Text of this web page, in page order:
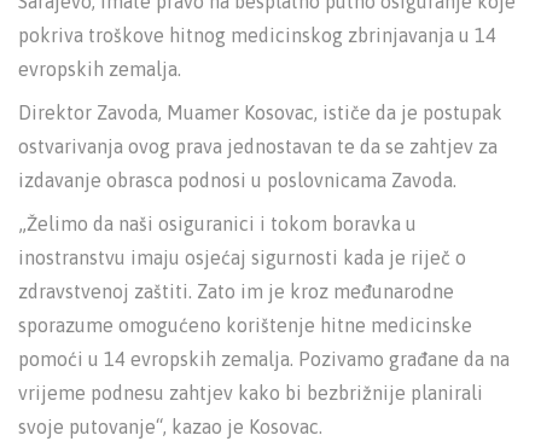
pokriva troškove hitnog medicinskog zbrinjavanja u 14
evropskih zemalja.
Direktor Zavoda, Muamer Kosovac, ističe da je postupak
ostvarivanja ovog prava jednostavan te da se zahtjev za
izdavanje obrasca podnosi u poslovnicama Zavoda.
„Želimo da naši osiguranici i tokom boravka u
inostranstvu imaju osjećaj sigurnosti kada je riječ o
zdravstvenoj zaštiti. Zato im je kroz međunarodne
sporazume omogućeno korištenje hitne medicinske
pomoći u 14 evropskih zemalja. Pozivamo građane da na
vrijeme podnesu zahtjev kako bi bezbrižnije planirali
svoje putovanje“, kazao je Kosovac.